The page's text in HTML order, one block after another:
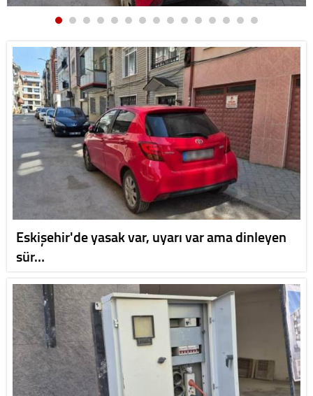
Eskişehir'de yasak var, uyarı var ama dinleyen
sür…